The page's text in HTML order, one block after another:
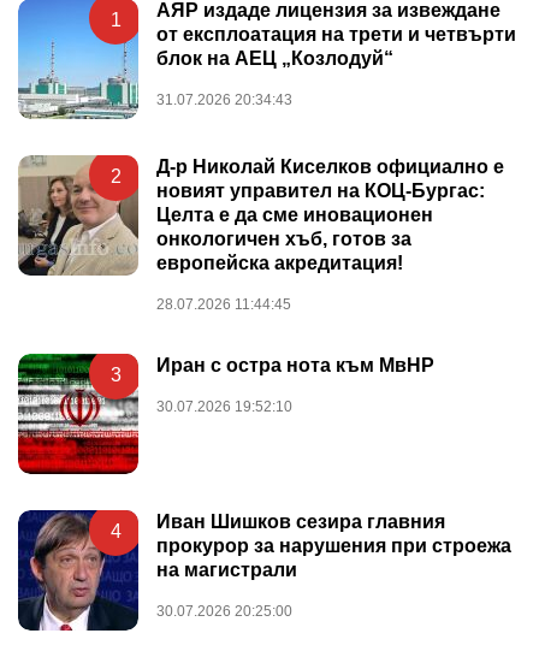
1
АЯР издаде лицензия за извеждане
от експлоатация на трети и четвърти
блок на АЕЦ „Козлодуй“
31.07.2026 20:34:43
2
Д-р Николай Киселков официално е
новият управител на КОЦ-Бургас:
Целта е да сме иновационен
онкологичен хъб, готов за
европейска акредитация!
28.07.2026 11:44:45
3 Иран с остра нота към МвНР
30.07.2026 19:52:10
4
Иван Шишков сезира главния
прокурор за нарушения при строежа
на магистрали
30.07.2026 20:25:00